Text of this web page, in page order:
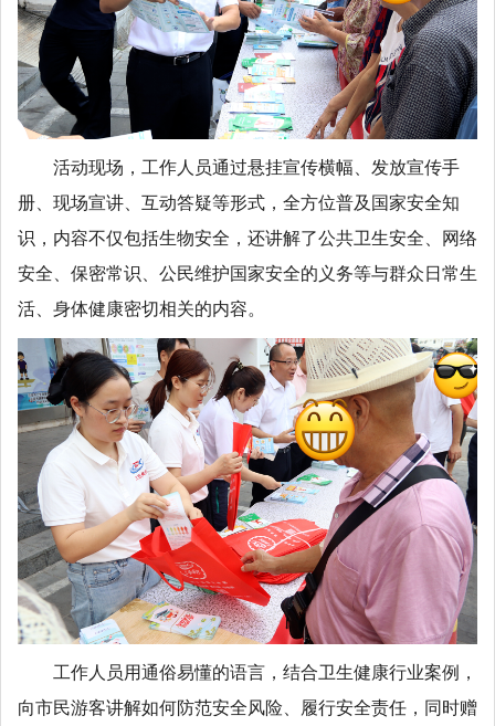
活动现场，工作人员通过悬挂宣传横幅、发放宣传手
册、现场宣讲、互动答疑等形式，全方位普及国家安全知
识，内容不仅包括生物安全，还讲解了公共卫生安全、网络
安全、保密常识、公民维护国家安全的义务等与群众日常生
活、身体健康密切相关的内容。
工作人员用通俗易懂的语言，结合卫生健康行业案例，
向市民游客讲解如何防范安全风险、履行安全责任，同时赠